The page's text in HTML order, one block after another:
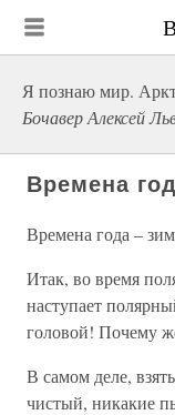
Я познаю мир.
Бочавер Алексей
Времена
Времена года –
Итак, во время
наступает
головой! Почему
В самом деле,
чистый, никакие